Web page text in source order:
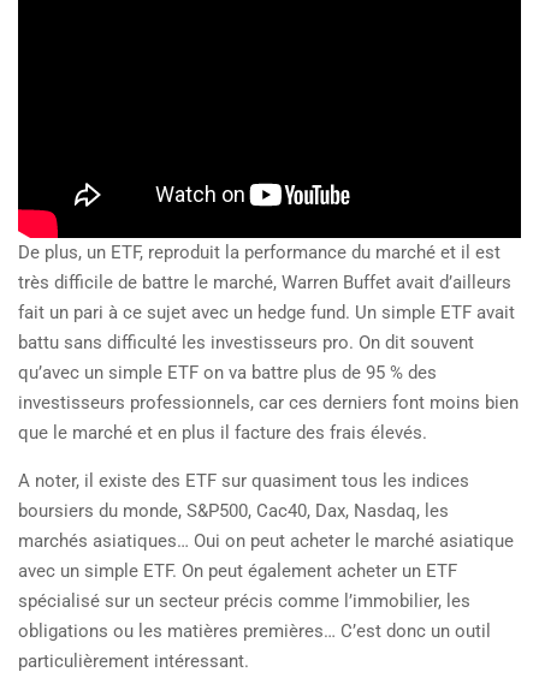
De plus, un ETF, reproduit la performance du marché et il est
très difficile de battre le marché, Warren Buffet avait d’ailleurs
fait un pari à ce sujet avec un hedge fund. Un simple ETF avait
battu sans difficulté les investisseurs pro. On dit souvent
qu’avec un simple ETF on va battre plus de 95 % des
investisseurs professionnels, car ces derniers font moins bien
que le marché et en plus il facture des frais élevés.
A noter, il existe des ETF sur quasiment tous les indices
boursiers du monde, S&P500, Cac40, Dax, Nasdaq, les
marchés asiatiques… Oui on peut acheter le marché asiatique
avec un simple ETF. On peut également acheter un ETF
spécialisé sur un secteur précis comme l’immobilier, les
obligations ou les matières premières… C’est donc un outil
particulièrement intéressant.